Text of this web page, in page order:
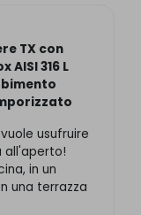
TX con
316 L
usufruire
all'aperto!
in un
una terrazza